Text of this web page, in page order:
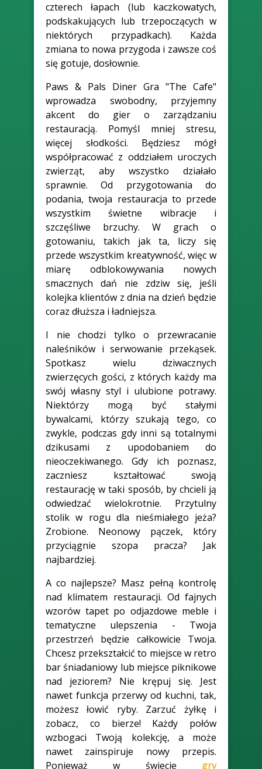
czterech łapach (lub kaczkowatych,
podskakujących lub trzepoczących w
niektórych przypadkach). Każda
zmiana to nowa przygoda i zawsze coś
się gotuje, dosłownie.
Paws & Pals Diner Gra "The Cafe"
wprowadza swobodny, przyjemny
akcent do gier o zarządzaniu
restauracją. Pomyśl mniej stresu,
więcej słodkości. Będziesz mógł
współpracować z oddziałem uroczych
zwierząt, aby wszystko działało
sprawnie. Od przygotowania do
podania, twoja restauracja to przede
wszystkim świetne wibracje i
szczęśliwe brzuchy. W grach o
gotowaniu, takich jak ta, liczy się
przede wszystkim kreatywność, więc w
miarę odblokowywania nowych
smacznych dań nie zdziw się, jeśli
kolejka klientów z dnia na dzień będzie
coraz dłuższa i ładniejsza.
I nie chodzi tylko o przewracanie
naleśników i serwowanie przekąsek.
Spotkasz wielu dziwacznych
zwierzęcych gości, z których każdy ma
swój własny styl i ulubione potrawy.
Niektórzy mogą być stałymi
bywalcami, którzy szukają tego, co
zwykle, podczas gdy inni są totalnymi
dzikusami z upodobaniem do
nieoczekiwanego. Gdy ich poznasz,
zaczniesz kształtować swoją
restaurację w taki sposób, by chcieli ją
odwiedzać wielokrotnie. Przytulny
stolik w rogu dla nieśmiałego jeża?
Zrobione. Neonowy pączek, który
przyciągnie szopa pracza? Jak
najbardziej.
A co najlepsze? Masz pełną kontrolę
nad klimatem restauracji. Od fajnych
wzorów tapet po odjazdowe meble i
tematyczne ulepszenia - Twoja
przestrzeń będzie całkowicie Twoja.
Chcesz przekształcić to miejsce w retro
bar śniadaniowy lub miejsce piknikowe
nad jeziorem? Nie krępuj się. Jest
nawet funkcja przerwy od kuchni, tak,
możesz łowić ryby. Zarzuć żyłkę i
zobacz, co bierze! Każdy połów
wzbogaci Twoją kolekcję, a może
nawet zainspiruje nowy przepis.
Ponieważ w świecie gry